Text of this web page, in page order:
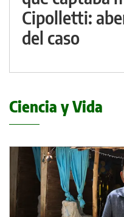
Cipolletti:
del caso
Ciencia y Vida